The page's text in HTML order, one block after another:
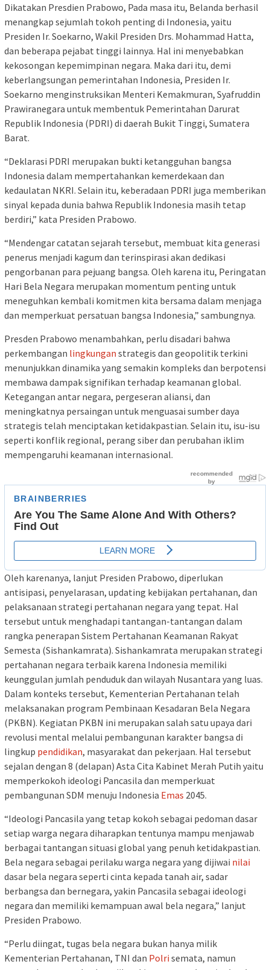
Dikatakan Presdien Prabowo, Pada masa itu, Belanda berhasil
menangkap sejumlah tokoh penting di Indonesia, yaitu
Presiden Ir. Soekarno, Wakil Presiden Drs. Mohammad Hatta,
dan beberapa pejabat tinggi lainnya. Hal ini menyebabkan
kekosongan kepemimpinan negara. Maka dari itu, demi
keberlangsungan pemerintahan Indonesia, Presiden Ir.
Soekarno menginstruksikan Menteri Kemakmuran, Syafruddin
Prawiranegara untuk membentuk Pemerintahan Darurat
Republik Indonesia (PDRI) di daerah Bukit Tinggi, Sumatera
Barat.
“Deklarasi PDRI merupakan bukti ketangguhan bangsa
Indonesia dalam mempertahankan kemerdekaan dan
kedaulatan NKRI. Selain itu, keberadaan PDRI juga memberikan
sinyal kepada dunia bahwa Republik Indonesia masih tetap
berdiri,” kata Presiden Prabowo.
“Mendengar catatan sejarah tersebut, membuat kita generasi
penerus menjadi kagum dan terinspirasi akan dedikasi
pengorbanan para pejuang bangsa. Oleh karena itu, Peringatan
Hari Bela Negara merupakan momentum penting untuk
meneguhkan kembali komitmen kita bersama dalam menjaga
dan memperkuat persatuan bangsa Indonesia,” sambungnya.
Presden Prabowo menambahkan, perlu disadari bahwa
perkembangan lingkungan strategis dan geopolitik terkini
menunjukkan dinamika yang semakin kompleks dan berpotensi
membawa dampak signifikan terhadap keamanan global.
Ketegangan antar negara, pergeseran aliansi, dan
meningkatnya persaingan untuk menguasai sumber daya
strategis telah menciptakan ketidakpastian. Selain itu, isu-isu
seperti konflik regional, perang siber dan perubahan iklim
mempengaruhi keamanan internasional.
Oleh karenanya, lanjut Presiden Prabowo, diperlukan
antisipasi, penyelarasan, updating kebijakan pertahanan, dan
pelaksanaan strategi pertahanan negara yang tepat. Hal
tersebut untuk menghadapi tantangan-tantangan dalam
rangka penerapan Sistem Pertahanan Keamanan Rakyat
Semesta (Sishankamrata). Sishankamrata merupakan strategi
pertahanan negara terbaik karena Indonesia memiliki
keunggulan jumlah penduduk dan wilayah Nusantara yang luas.
Dalam konteks tersebut, Kementerian Pertahanan telah
melaksanakan program Pembinaan Kesadaran Bela Negara
(PKBN). Kegiatan PKBN ini merupakan salah satu upaya dari
revolusi mental melalui pembangunan karakter bangsa di
lingkup pendidikan, masyarakat dan pekerjaan. Hal tersebut
sejalan dengan 8 (delapan) Asta Cita Kabinet Merah Putih yaitu
memperkokoh ideologi Pancasila dan memperkuat
pembangunan SDM menuju Indonesia Emas 2045.
“Ideologi Pancasila yang tetap kokoh sebagai pedoman dasar
setiap warga negara diharapkan tentunya mampu menjawab
berbagai tantangan situasi global yang penuh ketidakpastian.
Bela negara sebagai perilaku warga negara yang dijiwai nilai
dasar bela negara seperti cinta kepada tanah air, sadar
berbangsa dan bernegara, yakin Pancasila sebagai ideologi
negara dan memiliki kemampuan awal bela negara,” lanjut
Presiden Prabowo.
“Perlu diingat, tugas bela negara bukan hanya milik
Kementerian Pertahanan, TNI dan Polri semata, namun